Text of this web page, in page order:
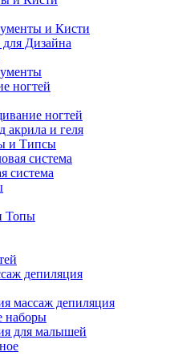
и Кисти
Дизайна
ногтей
ногтей
акрила и геля
и Типсы
система
система
Топы
депиляция
массаж депиляция
наборы
для малышей